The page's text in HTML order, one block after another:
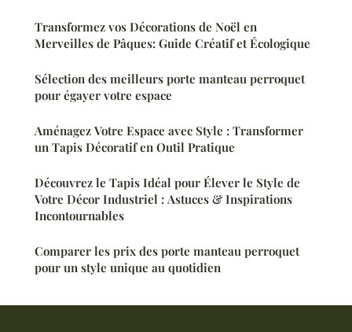
Transformez vos Décorations de Noël en
Merveilles de Pâques: Guide Créatif et Écologique
Sélection des meilleurs porte manteau perroquet
pour égayer votre espace
Aménagez Votre Espace avec Style : Transformer
un Tapis Décoratif en Outil Pratique
Découvrez le Tapis Idéal pour Élever le Style de
Votre Décor Industriel : Astuces & Inspirations
Incontournables
Comparer les prix des porte manteau perroquet
pour un style unique au quotidien